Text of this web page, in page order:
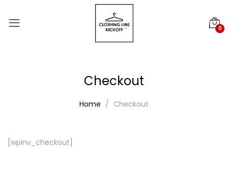
0
Checkout
Home Checkout
[wpinv_checkout]